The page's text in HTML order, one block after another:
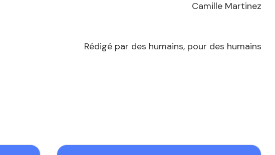
Camille Martinez
Rédigé par des humains, pour des humains